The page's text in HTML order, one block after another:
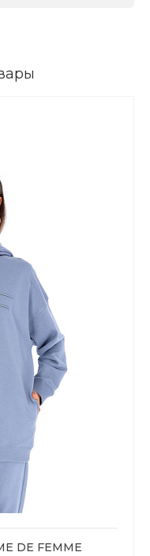
DE FEMME